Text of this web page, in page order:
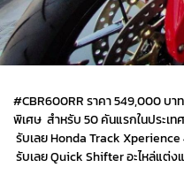
#CBR600RR ราคา 549,000 บาท
พิเศษ สำหรับ 50 คันแรกในประเท
รับเลย Honda Track
รับเลย Quick Shifter อะไหล่แต่ง